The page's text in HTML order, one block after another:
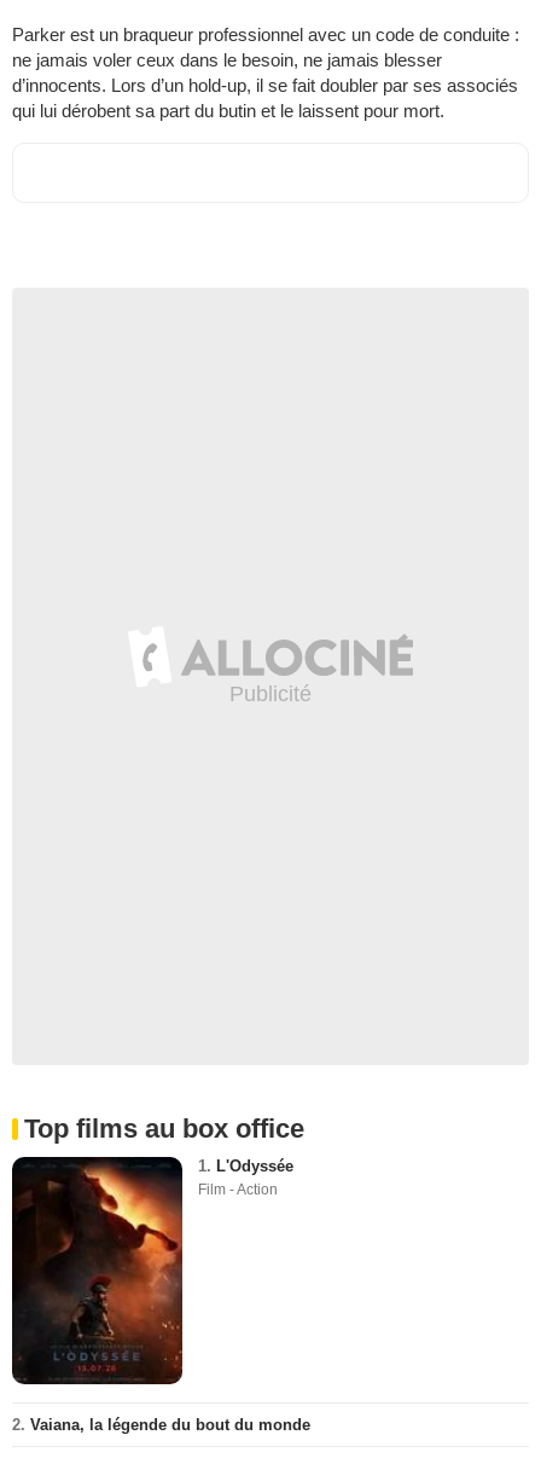
Parker est un braqueur professionnel avec un code de conduite :
ne jamais voler ceux dans le besoin, ne jamais blesser
d’innocents. Lors d’un hold-up, il se fait doubler par ses associés
qui lui dérobent sa part du butin et le laissent pour mort.
Top films au box office
1. L'Odyssée
Film - Action
2. Vaiana, la légende du bout du monde